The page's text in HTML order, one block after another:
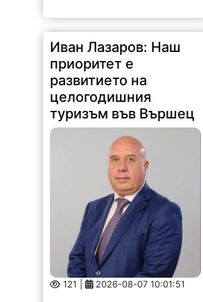
Иван Лазаров: Наш
приоритет е
развитието на
целогодишния
туризъм във Вършец
121 | 2026-08-07 10:01:51